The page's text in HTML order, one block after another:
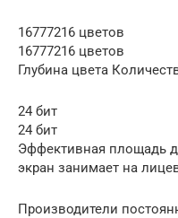
16777216 цветов
16777216 цветов
Глубина цвета
24 бит
24 бит
Эффективная площадь
экран занимает на
Производители